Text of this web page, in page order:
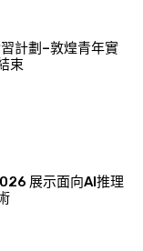
習計劃–敦煌青年實
束
展示面向AI推理